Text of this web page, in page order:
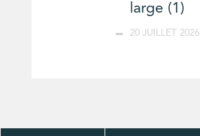
large (1)
20 JUILLET 2026